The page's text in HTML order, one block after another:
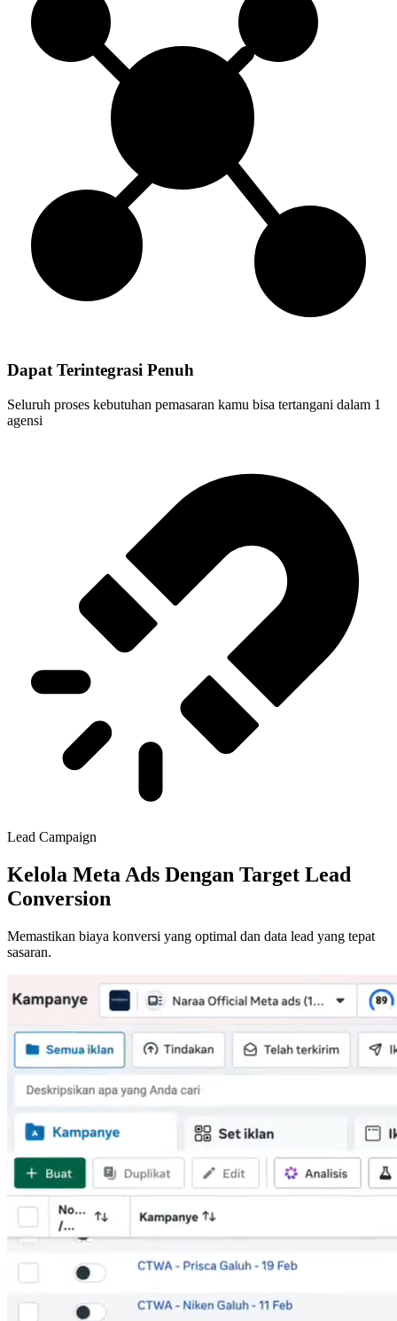
Dapat Terintegrasi Penuh
Seluruh proses kebutuhan pemasaran kamu bisa tertangani dalam 1
agensi
Lead Campaign
Kelola Meta Ads Dengan Target Lead
Conversion
Memastikan biaya konversi yang optimal dan data lead yang tepat
sasaran.